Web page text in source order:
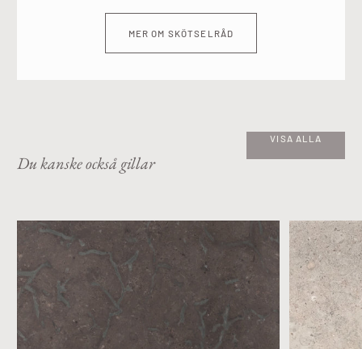
MER OM SKÖTSELRÅD
Du kanske också gillar
VISA ALLA